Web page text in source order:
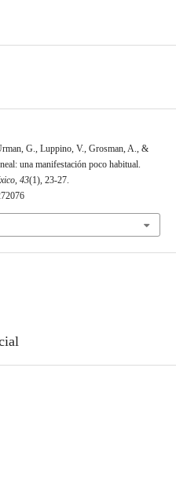
G., Luppino, V., Grosman, A., &
una manifestación poco habitual.
, 43(1), 23-27.